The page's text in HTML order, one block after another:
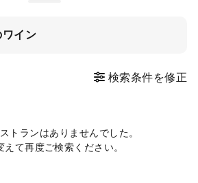
ワイン
検索条件を修正
トランはありませんでした。
えて再度ご検索ください。